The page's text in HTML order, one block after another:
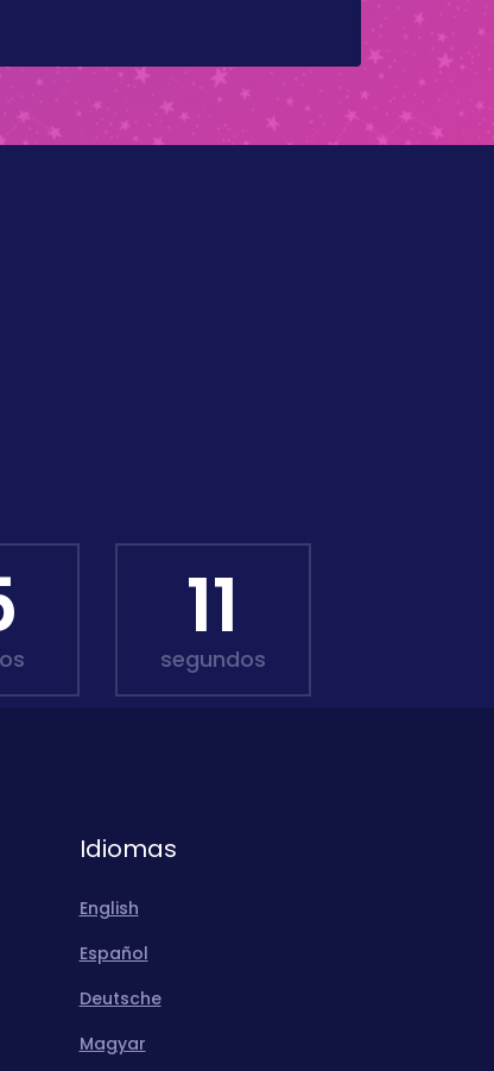
10
segundos
Idiomas
English
Español
Deutsche
Magyar